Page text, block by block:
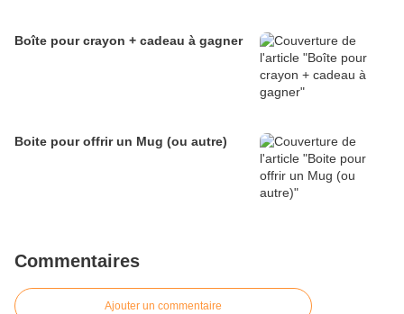
Boîte pour crayon + cadeau à gagner
Boite pour offrir un Mug (ou autre)
Commentaires
Ajouter un commentaire